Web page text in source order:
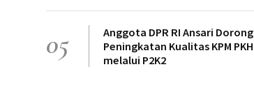
05
Anggota DPR RI Ansari Dorong
Peningkatan Kualitas KPM PKH
melalui P2K2